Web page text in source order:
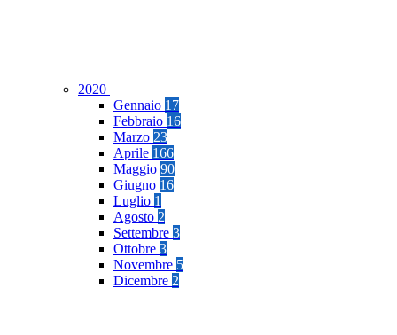
2020
Gennaio 17
Febbraio 16
Marzo 23
Aprile 166
Maggio 90
Giugno 16
Luglio 1
Agosto 2
Settembre 3
Ottobre 3
Novembre 5
Dicembre 2